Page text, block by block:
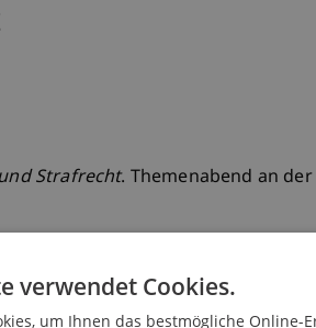
Strafrecht. Themenabend an
verwendet Cookies.
um Ihnen das bestmögliche Online-